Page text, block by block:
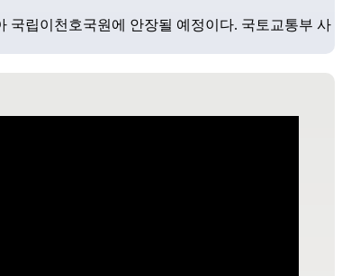
국립이천호국원에 안장될 예정이다. 국토교통부 사